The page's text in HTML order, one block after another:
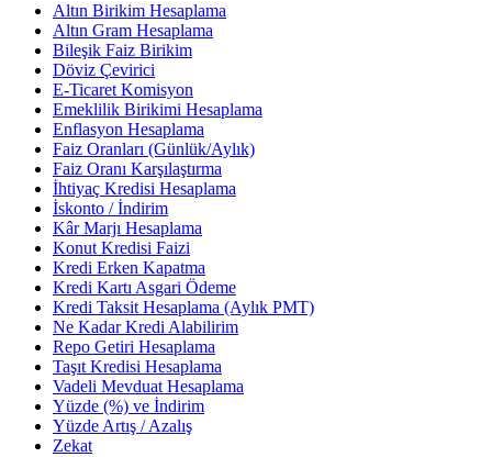
Altın Birikim Hesaplama
Altın Gram Hesaplama
Bileşik Faiz Birikim
Döviz Çevirici
E-Ticaret Komisyon
Emeklilik Birikimi Hesaplama
Enflasyon Hesaplama
Faiz Oranları (Günlük/Aylık)
Faiz Oranı Karşılaştırma
İhtiyaç Kredisi Hesaplama
İskonto / İndirim
Kâr Marjı Hesaplama
Konut Kredisi Faizi
Kredi Erken Kapatma
Kredi Kartı Asgari Ödeme
Kredi Taksit Hesaplama (Aylık PMT)
Ne Kadar Kredi Alabilirim
Repo Getiri Hesaplama
Taşıt Kredisi Hesaplama
Vadeli Mevduat Hesaplama
Yüzde (%) ve İndirim
Yüzde Artış / Azalış
Zekat